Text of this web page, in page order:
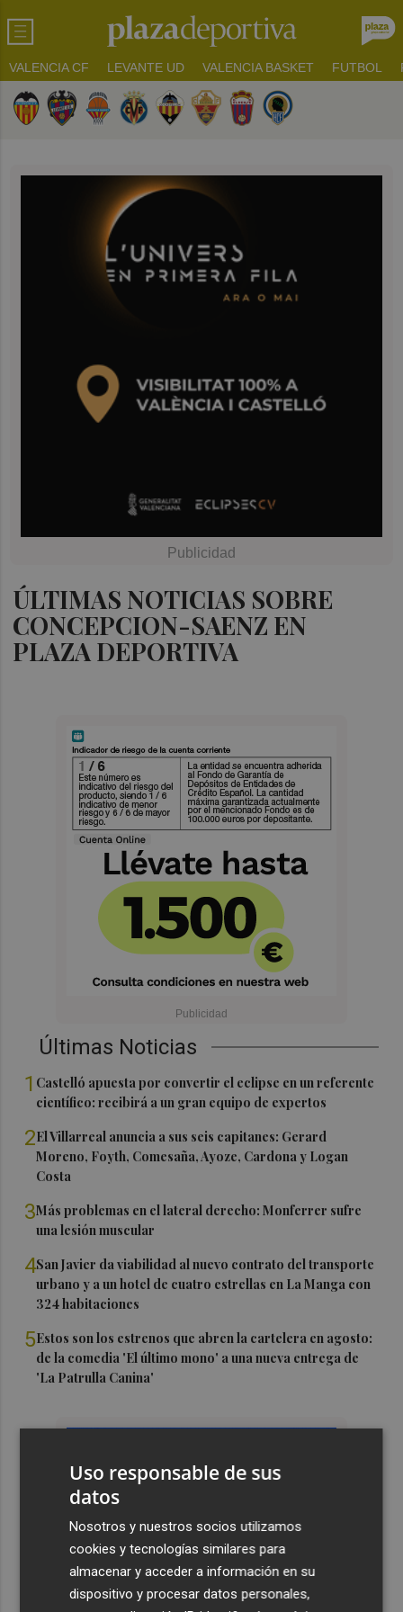
VALENCIA CF LEVANTE UD VALENCIA BASKET FUTBOL
ÚLTIMAS NOTICIAS SOBRE
CONCEPCION-SAENZ EN
PLAZA DEPORTIVA
Últimas Noticias
1 Castelló apuesta por convertir el eclipse en un referente
científico: recibirá a un gran equipo de expertos
2El Villarreal anuncia a sus seis capitanes: Gerard
Moreno, Foyth, Comesaña, Ayoze, Cardona y Logan
Costa
3Más problemas en el lateral derecho: Monferrer sufre
una lesión muscular
4San Javier da viabilidad al nuevo contrato del transporte
urbano y a un hotel de cuatro estrellas en La Manga con
324 habitaciones
5Estos son los estrenos que abren la cartelera en agosto:
de la comedia 'El último mono' a una nueva entrega de
'La Patrulla Canina'
Uso responsable de sus
datos
Nosotros y nuestros socios utilizamos
cookies y tecnologías similares para
almacenar y acceder a información en su
dispositivo y procesar datos personales,